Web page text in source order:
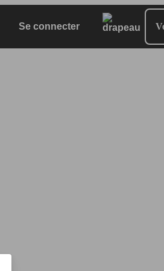
Se connecter